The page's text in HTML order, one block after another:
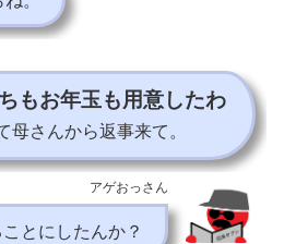
ちもお年玉も用意したわ
母さんから返事来て。
アゲおっさん
とにしたんか？